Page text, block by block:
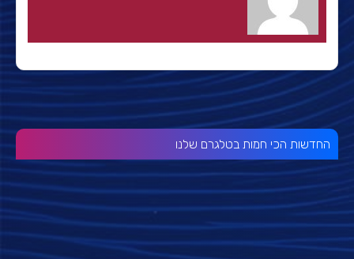
החדשות הכי חמות בטלגרם שלנו